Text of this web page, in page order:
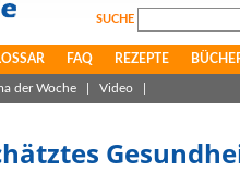
SUCHE
FAQ REZEPTE
der Woche Video